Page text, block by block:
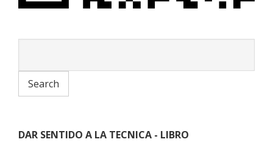
DAR SENTIDO A LA TECNICA - LIBRO